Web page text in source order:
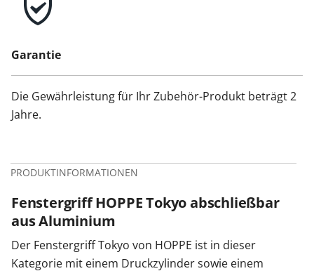
Garantie
Die Gewährleistung für Ihr Zubehör-Produkt beträgt 2
Jahre.
PRODUKTINFORMATIONEN
Fenstergriff HOPPE Tokyo abschließbar
aus Aluminium
Der Fenstergriff Tokyo von HOPPE ist in dieser
Kategorie mit einem Druckzylinder sowie einem